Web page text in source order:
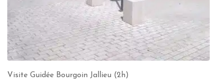
Visite Guidée Bourgoin Jallieu (2h)